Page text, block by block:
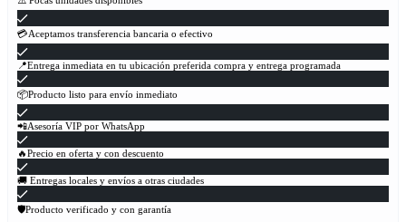
💳Aceptamos transferencia bancaria o efectivo
📍Entrega inmediata en tu ubicación preferida compra y entrega programada
📦Producto listo para envío inmediato
📲Asesoría VIP por WhatsApp
🔥Precio en oferta y con descuento
🚚 Entregas locales y envíos a otras ciudades
🛡Producto verificado y con garantía